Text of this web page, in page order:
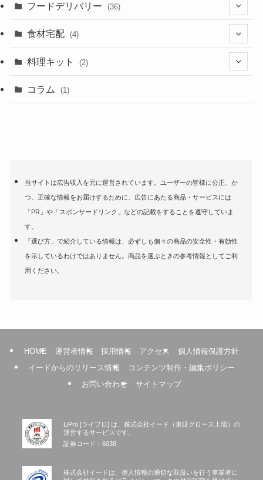
(1)
(4)
(4)
(1)
(3)
(1)
(1)
(1)
(1)
(1)
(1)
フードデリバリー (36)
食材宅配 (4)
(3)
料理キット (2)
コラム (1)
当サイトは広告収入を元に運営されています。ユーザーの皆様に公正、か
つ、正確な情報をお届けするために、広告にあたる商品・サービスには
「PR」や「スポンサードリンク」などの記載をすることを遵守していま
す。
「選び方」で紹介している情報は、必ずしも個々の商品の安全性・有効性
を示しているわけではありません。商品を選ぶときの参考情報としてご利
用ください。
HOME 運営者情報 採用情報 アクセス
個人情報保護方針
イードからのリリース情報
コンテンツ制作・編集ポリシー
お問い合わせ
サイトマップ
LiPro [ライプロ] は、株式会社イード（東証グロース上場）の
運営するサービスです。
証券コード：6038
株式会社イードは、個人情報の適切な取扱いを行う事業者に